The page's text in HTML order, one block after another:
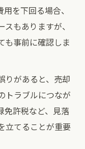
を下回る場合、
もありますが、
も事前に確認しま
りがあると、売却
トラブルにつなが
免許税など、見落
立てることが重要